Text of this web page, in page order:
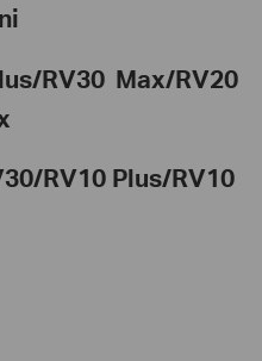
/RV30 Max/RV20
RV10 Plus/RV10